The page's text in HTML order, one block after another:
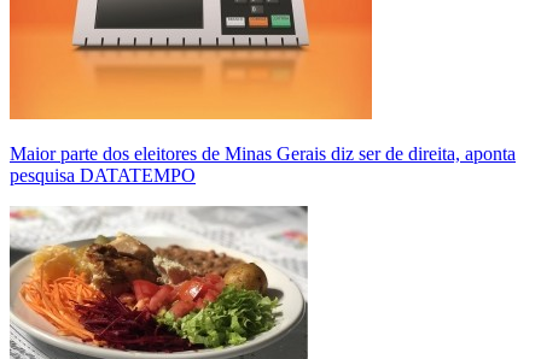
Maior parte dos eleitores de Minas Gerais diz ser de direita, aponta
pesquisa DATATEMPO